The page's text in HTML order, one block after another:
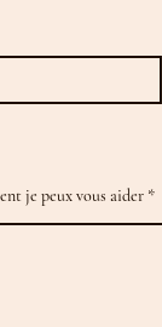
je peux vous aider